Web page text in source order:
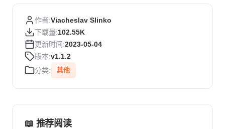
作者:Viacheslav Slinko
下载量:102.55K
更新时间:2023-05-04
版本:v1.1.2
分类:
其他
📖 推荐阅读